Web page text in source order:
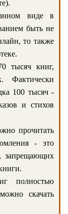
виде в
быть не
то также
тысяч книг,
Фактически
100 тысяч -
и стихов
прочитать
- это
запрещающих
полностью
скачать